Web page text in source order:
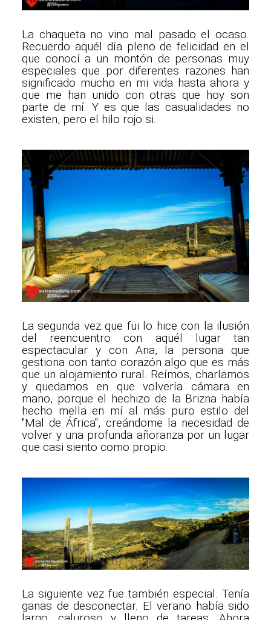
La chaqueta no vino mal pasado el ocaso.
Recuerdo aquél día pleno de felicidad en el
que conocí a un montón de personas muy
especiales que por diferentes razones han
significado mucho en mi vida hasta ahora y
que me han unido con otras que hoy son
parte de mí. Y es que las casualidades no
existen, pero el hilo rojo si.
La segunda vez que fui lo hice con la ilusión
del reencuentro con aquél lugar tan
espectacular y con Ana, la persona que
gestiona con tanto corazón algo que es más
que un alojamiento rural. Reímos, charlamos
y quedamos en que volvería cámara en
mano, porque el hechizo de la Brizna había
hecho mella en mí al más puro estilo del
"Mal de África", creándome la necesidad de
volver y una profunda añoranza por un lugar
que casi siento como propio.
La siguiente vez fue también especial. Tenía
ganas de desconectar. El verano había sido